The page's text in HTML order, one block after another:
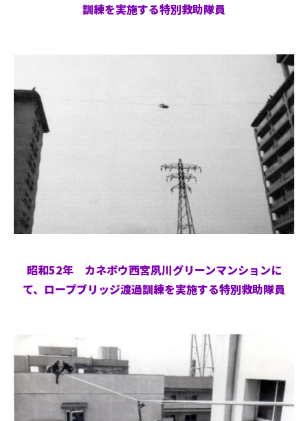
訓練を実施する特別救助隊員
昭和52年 カネボウ西宮夙川グリーンマンションに
て、ロープブリッジ渡過訓練を実施する特別救助隊員